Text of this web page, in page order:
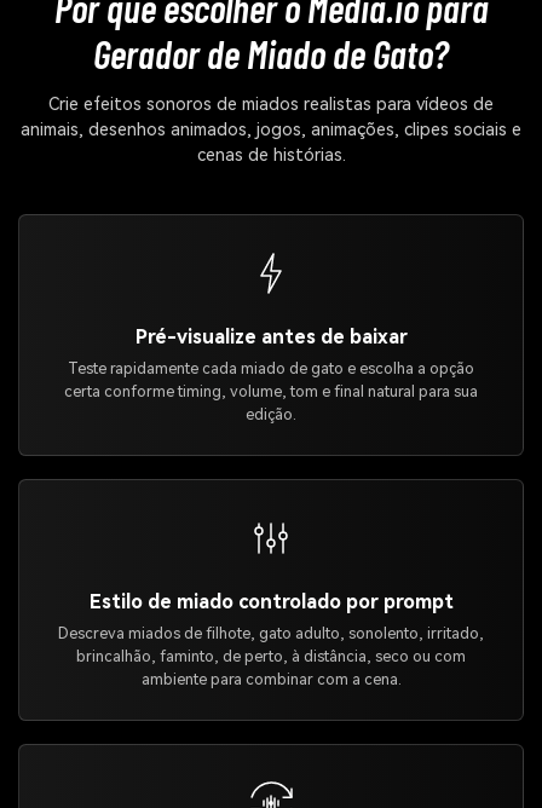
Gerador de Miado de Gato?
Crie efeitos sonoros de miados realistas para vídeos de
animais, desenhos animados, jogos, animações, clipes sociais e
cenas de histórias.
Pré-visualize antes de baixar
Teste rapidamente cada miado de gato e escolha a opção
certa conforme timing, volume, tom e final natural para sua
edição.
Estilo de miado controlado por prompt
Descreva miados de filhote, gato adulto, sonolento, irritado,
brincalhão, faminto, de perto, à distância, seco ou com
ambiente para combinar com a cena.